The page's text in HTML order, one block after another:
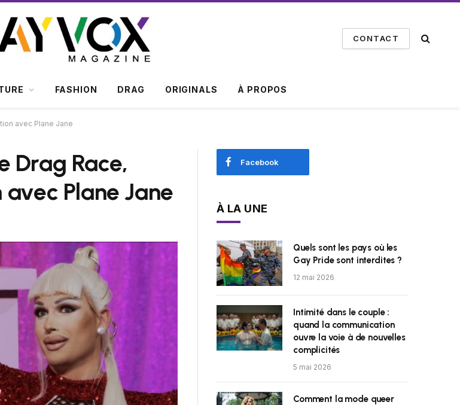
CONTACT
FASHION DRAG ORIGINALS À PROPOS
avec Plane Jane
Drag Race,
Plane Jane
Facebook
À LA UNE
Quels sont les pays où les
Gay Pride sont interdites ?
12 mai 2026
Intimité dans le couple :
quand la communication
ouvre la voie à de nouvelles
complicités
5 mai 2026
Comment la mode queer